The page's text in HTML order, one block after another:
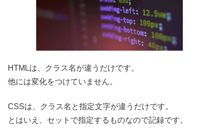
HTMLは、クラス名が違うだけです。
他には変化をつけていません。
CSSは、クラス名と指定文字が違うだけです。
とはいえ、セットで指定するものなので記録です。